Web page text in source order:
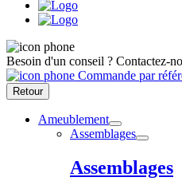
Besoin d'un conseil ? Contactez-
Commande par
Retour
Ameublement
Assemblages
Assemblages